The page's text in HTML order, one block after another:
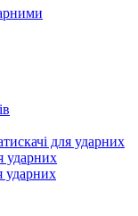
для ударних
ударних
ударних